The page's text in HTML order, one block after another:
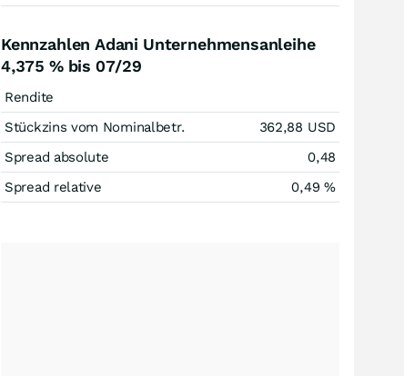
Kennzahlen Adani Unternehmensanleihe
4,375 % bis 07/29
Rendite
Stückzins vom Nominalbetr.
362,88 USD
Spread absolute
0,48
Spread relative
0,49 %